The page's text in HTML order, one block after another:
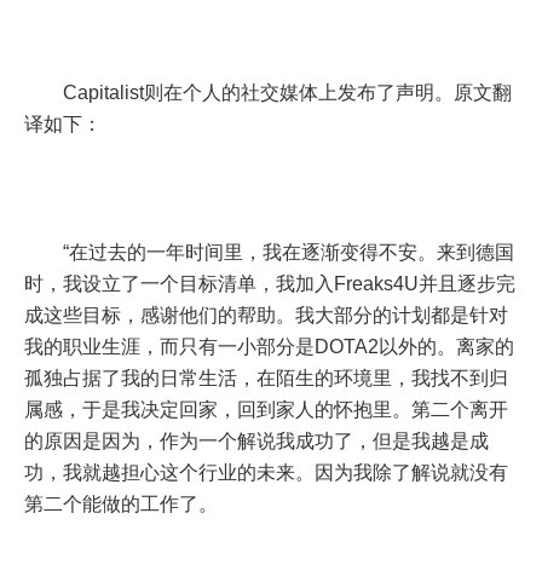
Capitalist则在个人的社交媒体上发布了声明。原文翻
译如下：
“在过去的一年时间里，我在逐渐变得不安。来到德国
时，我设立了一个目标清单，我加入Freaks4U并且逐步完
成这些目标，感谢他们的帮助。我大部分的计划都是针对
我的职业生涯，而只有一小部分是DOTA2以外的。离家的
孤独占据了我的日常生活，在陌生的环境里，我找不到归
属感，于是我决定回家，回到家人的怀抱里。第二个离开
的原因是因为，作为一个解说我成功了，但是我越是成
功，我就越担心这个行业的未来。因为我除了解说就没有
第二个能做的工作了。